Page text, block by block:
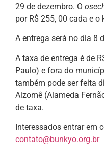
29 de dezembro. O
por R$ 255, 00 cada e o
A entrega será no dia 8
A taxa de entrega é de
Paulo) e fora do
também pode ser feita
Aizomê (Alameda
de taxa.
Interessados entrar em
contato@bunkyo.org.br